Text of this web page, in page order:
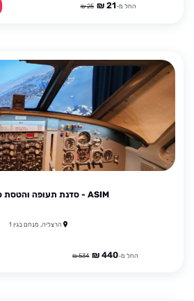
החל מ-21 ₪
25 ₪
ASIM - סדנת תעופה והטסת סימולטור
הרצליה, מנחם בגין 1
החל מ-440 ₪
534 ₪